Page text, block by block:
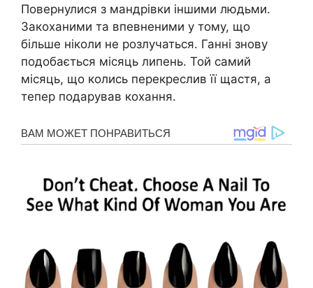
Повернулися з мандрівки іншими людьми.
Закоханими та впевненими у тому, що
більше ніколи не розлучаться. Ганні знову
подобається місяць липень. Той самий
місяць, що колись перекреслив її щастя, а
тепер подарував кохання.